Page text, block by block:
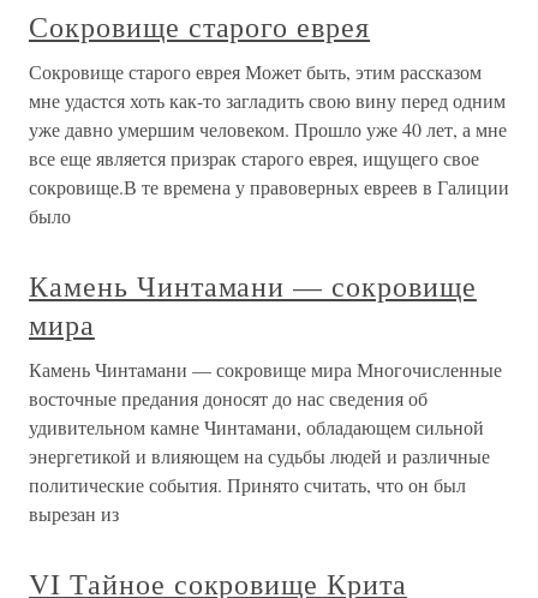
Сокровище старого еврея
Сокровище старого еврея Может быть, этим рассказом
мне удастся хоть как-то загладить свою вину перед одним
уже давно умершим человеком. Прошло уже 40 лет, а мне
все еще является призрак старого еврея, ищущего свое
сокровище.В те времена у правоверных евреев в Галиции
было
Камень Чинтамани — сокровище
мира
Камень Чинтамани — сокровище мира Многочисленные
восточные предания доносят до нас сведения об
удивительном камне Чинтамани, обладающем сильной
энергетикой и влияющем на судьбы людей и различные
политические события. Принято считать, что он был
вырезан из
VI Тайное сокровище Крита